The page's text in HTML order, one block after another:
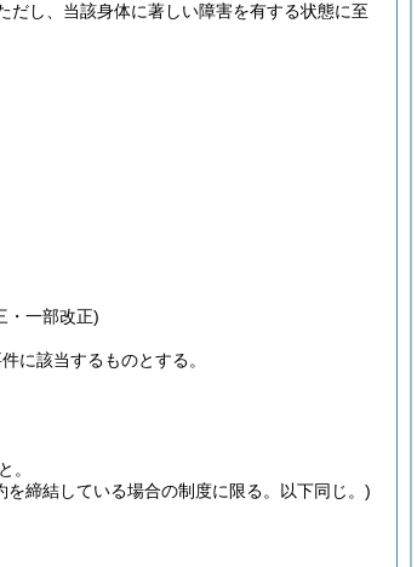
だし、当該身体に著しい障害を有する状態に至
・一部改正)
に該当するものとする。
。
締結している場合の制度に限る。以下同じ。)